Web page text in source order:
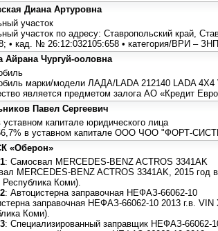
Диана Артуровна
участок
участок по адресу: Ставропольский край,
• кад. № 26:12:032105:658 • категория/ВРИ –
Чургуй-ооловна
марки/модели ЛАДА/LADA 212140 LADA 4X4
является предметом залога АО «Кредит
Павел Сергеевич
капитале юридического лица
в уставном капитале ООО ЧОО "ФОРТ-
«Оберон»
: Самосвал MERCEDES-BENZ ACTROS 3341AK
MERCEDES-BENZ ACTROS 3341AK, 2015 год
Республика Коми).
: Автоцистерна заправочная НЕФАЗ-66062-10
заправочная НЕФАЗ-66062-10 2013 г.в. VIN
Коми).
: Специализированный заправщик НЕФАЗ-66062-